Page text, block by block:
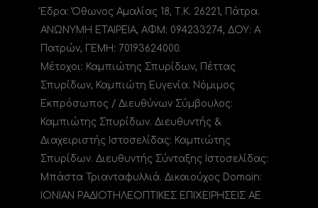
Έδρα: Όθωνος Αμαλίας 18, Τ.Κ. 26221, Πάτρα.
ΑΝΩΝΥΜΗ ΕΤΑΙΡΕΙΑ, ΑΦΜ: 094233274, ΔΟΥ: A
Πατρών, ΓΕΜΗ: 70193624000.
Μέτοχοι: Καμπιώτης Σπυρίδων, Πέττας
Σπυρίδων, Καμπιώτη Ευγενία. Νόμιμος
Εκπρόσωπος / Διευθύνων Σύμβουλος:
Καμπιώτης Σπυρίδων. Διευθυντής &
Διαχειριστής Ιστοσελίδας: Καμπιώτης
Σπυρίδων. Διευθυντής Σύνταξης Ιστοσελίδας:
Μπάστα Τριανταφυλλιά. Δικαιούχος Domain:
ΙΟΝΙΑΝ ΡΑΔΙΟΤΗΛΕΟΠΤΙΚΕΣ ΕΠΙΧΕΙΡΗΣΕΙΣ ΑΕ